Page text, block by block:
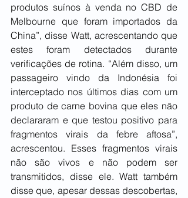
produtos suínos à venda no CBD de
Melbourne que foram importados da
China”, disse Watt, acrescentando que
estes foram detectados durante
verificações de rotina. “Além disso, um
passageiro vindo da Indonésia foi
interceptado nos últimos dias com um
produto de carne bovina que eles não
declararam e que testou positivo para
fragmentos virais da febre aftosa”,
acrescentou. Esses fragmentos virais
não são vivos e não podem ser
transmitidos, disse ele. Watt também
disse que, apesar dessas descobertas,